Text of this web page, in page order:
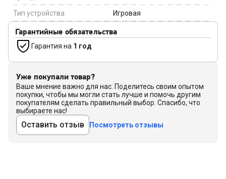
Тип устройства
Игровая
Гарантийные обязательства
Гарантия на 1 год
Уже покупали товар?
Ваше мнение важно для нас. Поделитесь своим опытом
покупки, чтобы мы могли стать лучше и помочь другим
покупателям сделать правильный выбор. Спасибо, что
выбираете нас!
Оставить отзыв Посмотреть отзывы